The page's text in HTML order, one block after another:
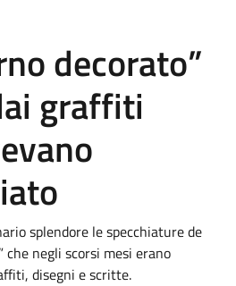
decorato”
graffiti
splendore le specchiature de
che negli scorsi mesi erano
disegni e scritte.